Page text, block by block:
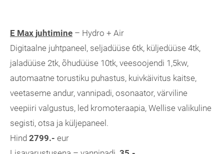
E Max juhtimine – Hydro + Air
Digitaalne juhtpaneel, seljadüüse 6tk, küljedüüse 4tk,
jaladüüse 2tk, õhudüüse 10tk, veesoojendi 1,5kw,
automaatne torustiku puhastus, kuivkäivitus kaitse,
veetaseme andur, vannipadi, osonaator, värviline
veepiiri valgustus, led kromoteraapia, Wellise valikuline
segisti, otsa ja küljepaneel.
Hind 2799.- eur